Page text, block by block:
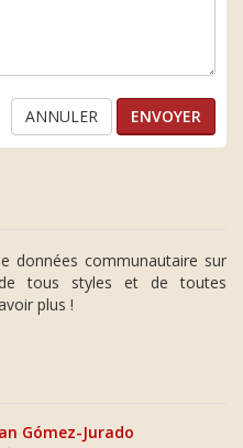
ANNULER
données communautaire sur
tous styles et de toutes
plus !
Gómez-Jurado